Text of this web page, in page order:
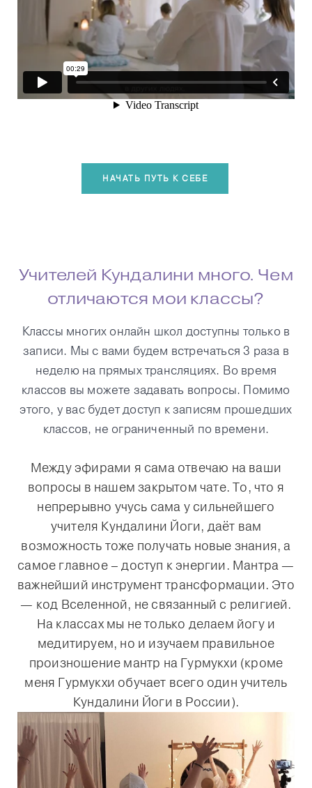
НАЧАТЬ ПУТЬ К СЕБЕ
Учителей Кундалини много. Чем
отличаются мои классы?
Классы многих онлайн школ доступны только в
записи. Мы с вами будем встречаться 3 раза в
неделю на прямых трансляциях. Во время
классов вы можете задавать вопросы. Помимо
этого, у вас будет доступ к записям прошедших
классов, не ограниченный по времени.
Между эфирами я сама отвечаю на ваши
вопросы в нашем закрытом чате. То, что я
непрерывно учусь сама у сильнейшего
учителя Кундалини Йоги, даёт вам
возможность тоже получать новые знания, а
самое главное – доступ к энергии. Мантра —
важнейший инструмент трансформации. Это
— код Вселенной, не связанный с религией.
На классах мы не только делаем йогу и
медитируем, но и изучаем правильное
произношение мантр на Гурмукхи (кроме
меня Гурмукхи обучает всего один учитель
Кундалини Йоги в России).